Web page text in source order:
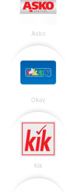
Asko
Okay
Kik